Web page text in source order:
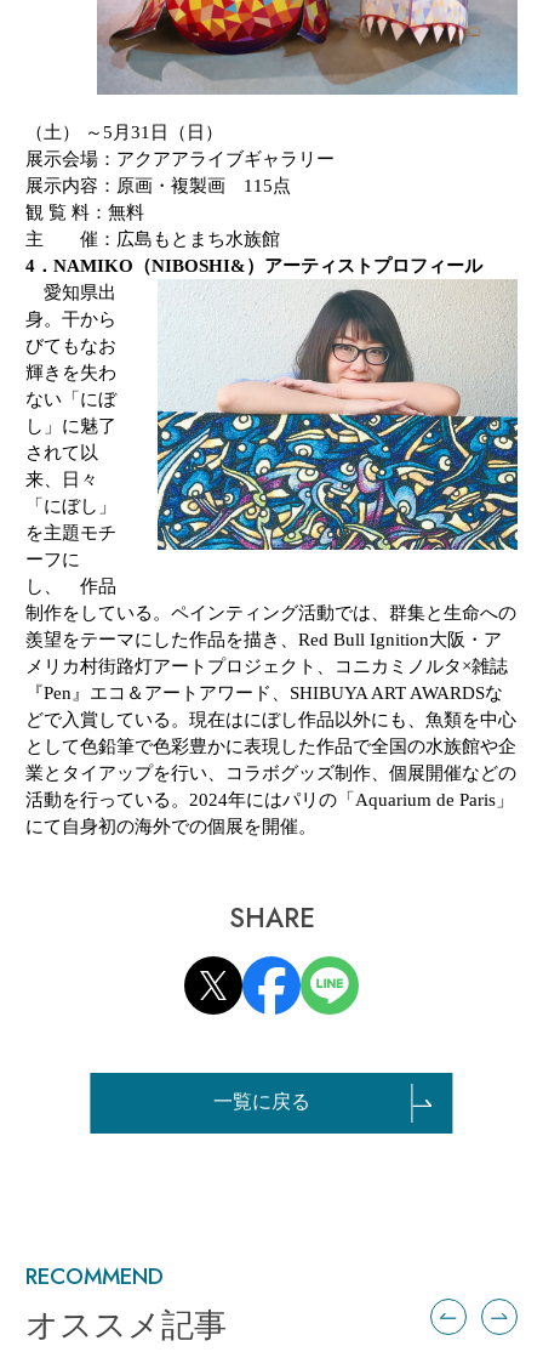
（土） ～5 月 31 日（日）
展示会場：アクアアライブギャラリー
展示内容：原画・複製画 115点
観 覧 料：無料
主 催：広島もとまち水族館
4． NAMIKO （NIBOSHI&）アーティストプロフィール
愛知県出
身。干から
びてもなお
輝きを失わ
ない「にぼ
し」に魅了
されて以
来、日々
「にぼし」
を主題モチ
ーフに
し、
作品
制作をしている。 ペインティング活動では、群集と生命への
羨望をテーマにした作品を描き、 Red Bull Ignition大阪・ア
メリカ村街路灯アートプロジェクト、
コニカミノルタ×雑誌
『Pen 』エコ＆アートアワード、 SHIBUYA ART AWARDSな
どで入賞している。現在はにぼし作品以外にも、魚類を中心
として色鉛筆で色彩豊かに表現した作品で全国の水族館や企
業とタイアップを行い、コラボグッズ制作、個展開催などの
活動を行っている。 2024年にはパリの「 Aquarium de Paris」
にて自身初の海外での個展を開催。
SHARE
一覧に戻る
RECOMMEND
オススメ記事